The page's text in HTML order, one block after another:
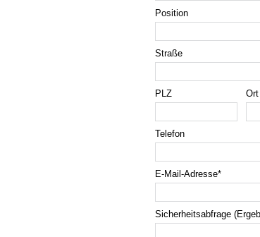
Position
Straße
PLZ Ort
Telefon
E-Mail-Adresse*
Sicherheitsabfrage